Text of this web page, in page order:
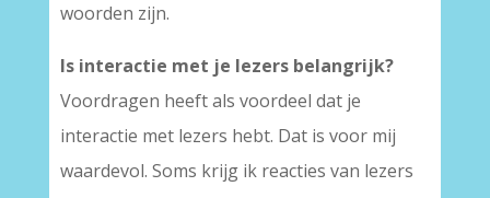
woorden zijn.
Is interactie met je lezers belangrijk?
Voordragen heeft als voordeel dat je
interactie met lezers hebt. Dat is voor mij
waardevol. Soms krijg ik reacties van lezers